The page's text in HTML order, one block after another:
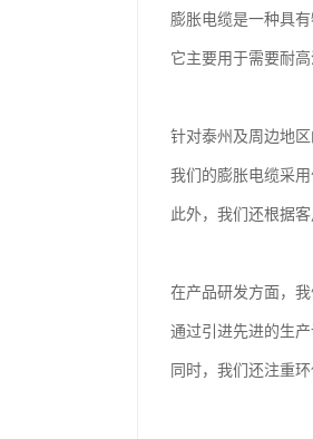
膨胀电缆是一种具
它主要用于需要耐
针对泰州及周边地
我们的膨胀电缆采
此外，我们还根据
在产品研发方面，
通过引进先进的生
同时，我们还注重